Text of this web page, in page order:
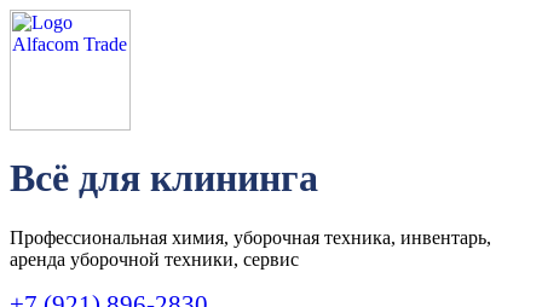
Всё для клининга
Профессиональная химия, уборочная техника, инвентарь,
аренда уборочной техники, сервис